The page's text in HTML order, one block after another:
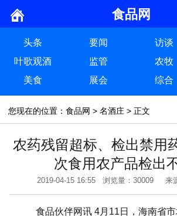
食品网
头条 要闻 访谈
叶歌观酒
监管 农牧
美食
展会 综合
您现在的位置： 食品网 > 名酒庄 > 正文
农药残留超标、检出禁用
次食用农产品检出
2019-04-15 16:55 浏览量：30009 来
食品伙伴网讯 4月11日，海南省市